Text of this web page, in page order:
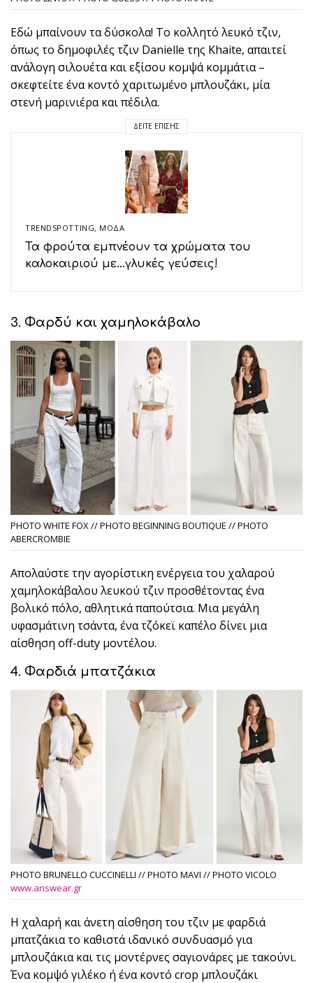
Εδώ μπαίνουν τα δύσκολα! Το κολλητό λευκό τζιν,
όπως το δημοφιλές τζιν Danielle της Khaite, απαιτεί
ανάλογη σιλουέτα και εξίσου κομψά κομμάτια –
σκεφτείτε ένα κοντό χαριτωμένο μπλουζάκι, μία
στενή μαρινιέρα και πέδιλα.
ΔΕΊΤΕ ΕΠΊΣΗΣ
TRENDSPOTTING, ΜΟΔΑ
Τα φρούτα εμπνέουν τα χρώματα του
καλοκαιριού με…γλυκές γεύσεις!
3. Φαρδύ και χαμηλοκάβαλο
PHOTO WHITE FOX // PHOTO BEGINNING BOUTIQUE // PHOTO
ABERCROMBIE
Απολαύστε την αγορίστικη ενέργεια του χαλαρού
χαμηλοκάβαλου λευκού τζιν προσθέτοντας ένα
βολικό πόλο, αθλητικά παπούτσια. Μια μεγάλη
υφασμάτινη τσάντα, ένα τζόκεϊ καπέλο δίνει μια
αίσθηση off-duty μοντέλου.
4. Φαρδιά μπατζάκια
PHOTO BRUNELLO CUCCINELLI // PHOTO MAVI // PHOTO VICOLO
www.answear.gr
Η χαλαρή και άνετη αίσθηση του τζιν με φαρδιά
μπατζάκια το καθιστά ιδανικό συνδυασμό για
μπλουζάκια και τις μοντέρνες σαγιονάρες με τακούνι.
Ένα κομψό γιλέκο ή ένα κοντό crop μπλουζάκι